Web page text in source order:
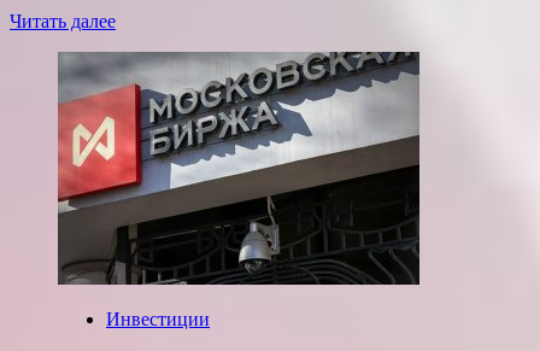
Читать далееПрочитать
В
США
начались
торги
акциями
биржевых
фондов
для
криптовалюты
Ethereum
Инвестиции